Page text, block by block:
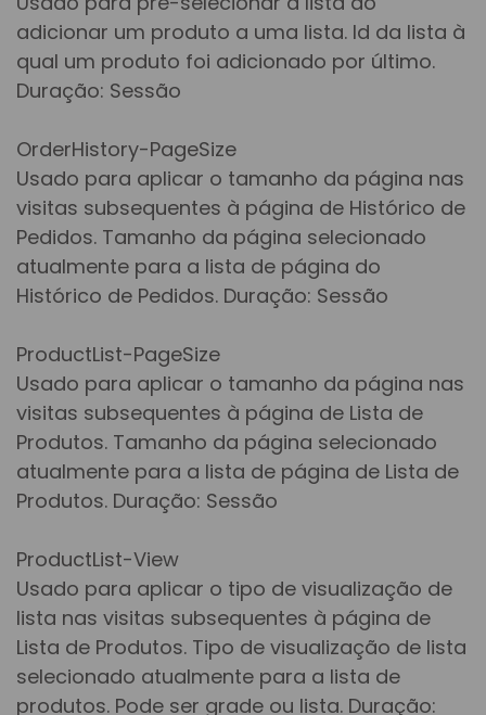
adicionar um produto a uma lista. Id da lista à
qual um produto foi adicionado por último.
Duração: Sessão
OrderHistory-PageSize
Usado para aplicar o tamanho da página nas
visitas subsequentes à página de Histórico de
Pedidos. Tamanho da página selecionado
atualmente para a lista de página do
Histórico de Pedidos. Duração: Sessão
ProductList-PageSize
Usado para aplicar o tamanho da página nas
visitas subsequentes à página de Lista de
Produtos. Tamanho da página selecionado
atualmente para a lista de página de Lista de
Produtos. Duração: Sessão
ProductList-View
Usado para aplicar o tipo de visualização de
lista nas visitas subsequentes à página de
Lista de Produtos. Tipo de visualização de lista
selecionado atualmente para a lista de
produtos. Pode ser grade ou lista. Duração: